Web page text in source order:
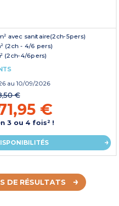
avec sanitaire(2ch-5pers)
(2ch - 4/6 pers)
(2ch-4/6pers)
au 10/09/2026
€
€
3 ou 4 fois² !
DE RÉSULTATS